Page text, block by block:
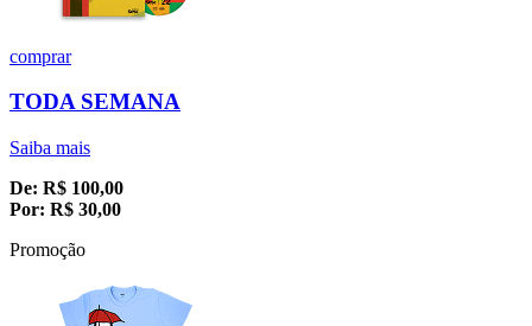
comprar
TODA SEMANA
Saiba mais
De: R$ 100,00
Por: R$ 30,00
Promoção